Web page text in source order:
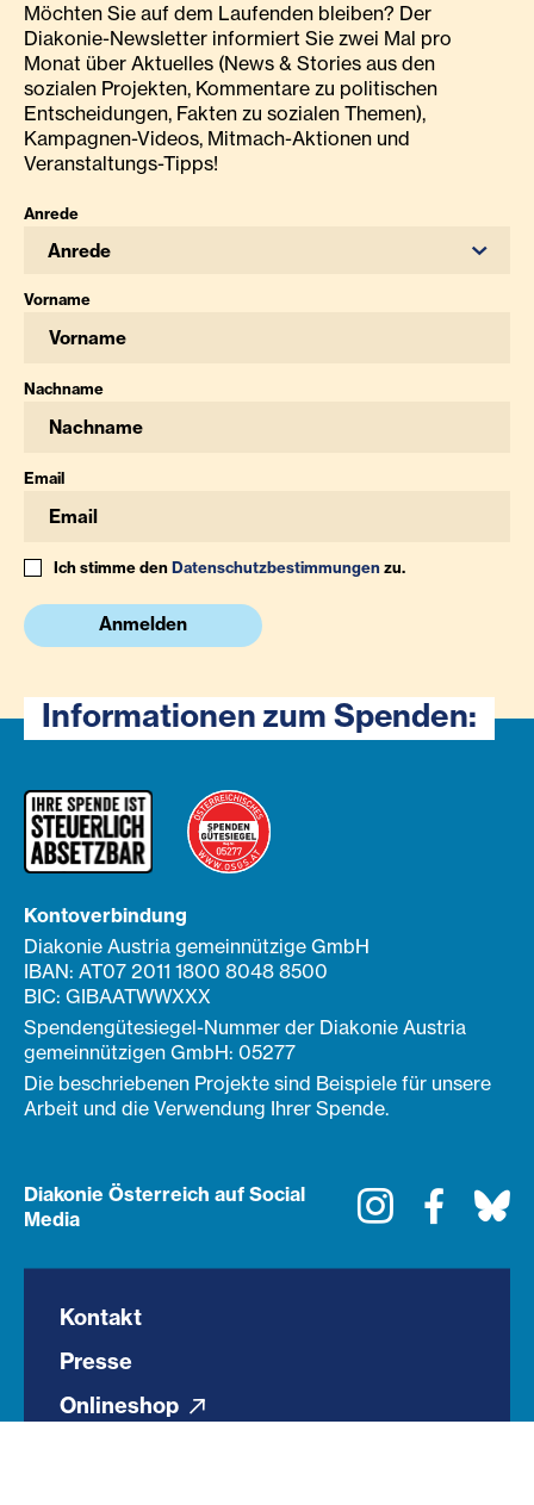
Möchten Sie auf dem Laufenden bleiben? Der
Diakonie-Newsletter informiert Sie zwei Mal pro
Monat über Aktuelles (News & Stories aus den
sozialen Projekten, Kommentare zu politischen
Entscheidungen, Fakten zu sozialen Themen),
Kampagnen-Videos, Mitmach-Aktionen und
Veranstaltungs-Tipps!
Anrede
Anrede
Vorname
Nachname
Email
Ich stimme denDatenschutzbestimmungenzu.
Anmelden
Informationen zum Spenden:
Kontoverbindung
Diakonie Austria gemeinnützige GmbH
IBAN: AT07 2011 1800 8048 8500
BIC: GIBAATWWXXX
Spendengütesiegel-Nummer der Diakonie Austria
gemeinnützigen GmbH: 05277
Die beschriebenen Projekte sind Beispiele für unsere
Arbeit und die Verwendung Ihrer Spende.
Diakonie Österreich auf Social
Media
Instagram
Kontakt
Presse
Onlineshop